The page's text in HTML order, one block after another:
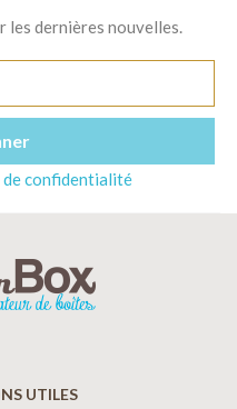
les dernières nouvelles.
confidentialité
UTILES